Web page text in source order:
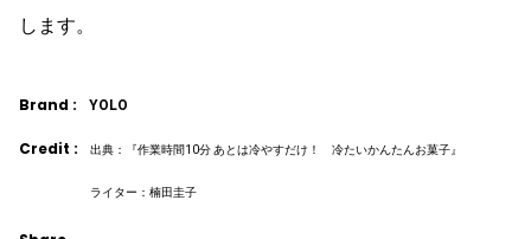
します。
Brand : YOLO
Credit : 出典：『作業時間10分 あとは冷やすだけ！ 冷たいかんたんお菓子』
ライター：楠田圭子